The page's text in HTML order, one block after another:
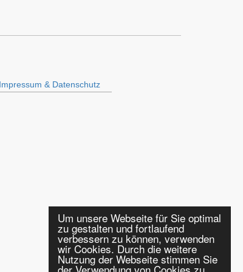
Um unsere Webseite für Sie optimal
zu gestalten und fortlaufend
verbessern zu können, verwenden
wir Cookies. Durch die weitere
Nutzung der Webseite stimmen Sie
Impressum & Datenschutz